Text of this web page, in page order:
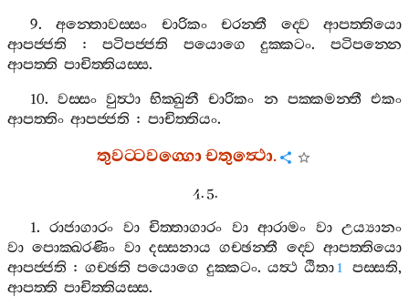
9.අන‍්තොවස‍්සං චාරිකං චරන‍්තී ද‍්වෙ
ආපත‍්තියො
ආපජ‍්ජති :පටිපජ‍්ජති පයොගෙ දුක‍්කටං.පටිපන‍්නෙ
ආපත‍්ති පාචිත‍්තියස‍්ස.
10. වස‍්සං වුත්‍ථා භික‍්ඛුනී චාරිකං න පක‍්කමන‍්තී එකං
ආපත‍්තිං ආපජ‍්ජති : පාචිත‍්තියං.
තුවට‍්ටවග‍්ගොචතුත්‍ථො.
4. 5.
1.රාජාගාරං වා චිත‍්තාගාරං වා ආරාමං වා උය්‍යානං
වා පොක‍්ඛරණිං වා දස‍්සනාය ගච‍්ඡන‍්තී ද‍්වෙ ආපත‍්තියො
ආපජ‍්ජති :ගච‍්ඡති පයොගෙ දුක‍්කටං. යත්‍ථ ඨිතා 1 පස‍්සති,
ආපත‍්ති පාචිත‍්තියස‍්ස.